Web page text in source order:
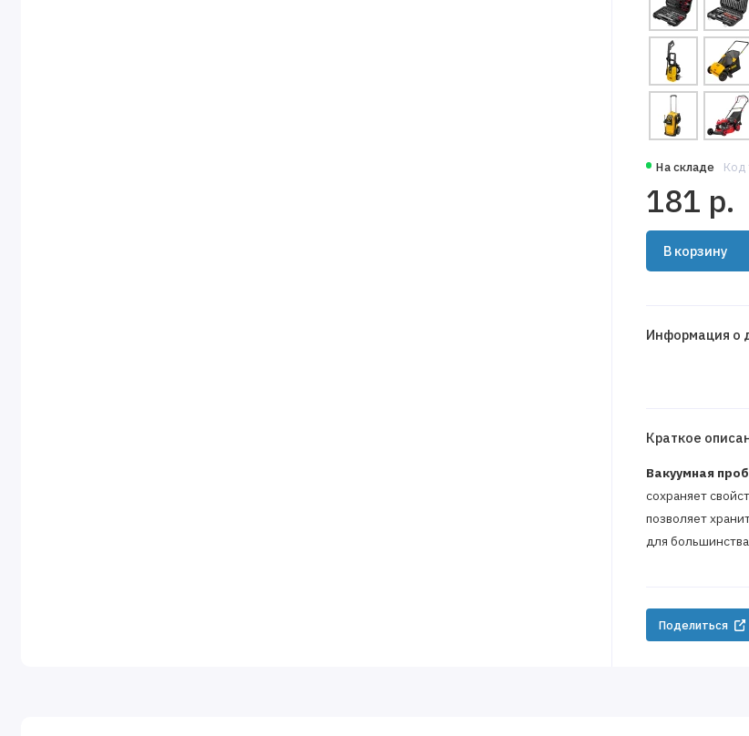
На складе Код
181 р.
В корзину
Информация о
Краткое
Вакуумная
сохраняет
позволяет
для
Поделиться